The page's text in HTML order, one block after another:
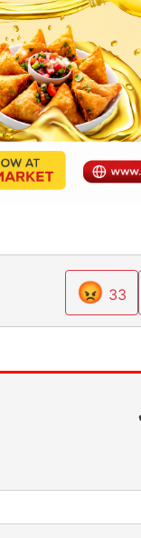
33
😡